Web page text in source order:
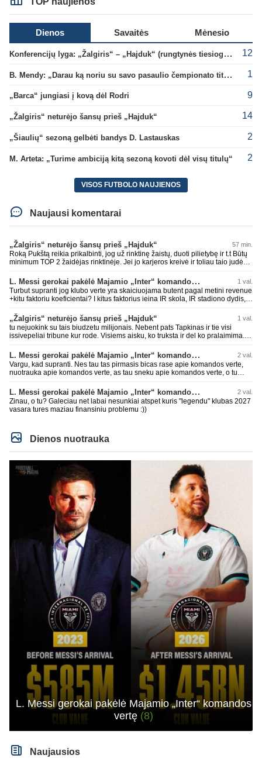
Dienos Savaitės Mėnesio
Konferencijų lyga: „Žalgiris“ – „Hajduk“ (rungtynės tiesiogiai) 12
B. Mendy: „Darau ką noriu su savo pasaulio čempionato titulu“ 1
„Barca“ jungiasi į kovą dėl Rodri 9
„Žalgiris“ neturėjo šansų prieš „Hajduk“ 14
„Šiaulių“ sezoną gelbėti bandys D. Lastauskas 2
M. Arteta: „Turime ambiciją kitą sezoną kovoti dėl visų titulų“ 2
VISOS FUTBOLO NAUJIENOS
Naujausi komentarai
„Žalgiris“ neturėjo šansų prieš „Hajduk“ 57 min.
Roką Pukštą reikia prikalbinti, jog už rinktinę žaistų, duoti pilietybę ir t.t Būtų
minimum TOP 2 žaidėjas rinktinėje. Jei jo karjeros kreivė ir toliau taio judės,
L. Messi gerokai pakėlė Majamio „Inter“ komandos vertę 1 val.
Turbut supranti jog klubo verte yra skaiciuojama butent pagal metini revenue
+kitu faktoriu koeficientai? I kitus faktorius ieina IR skola, IR stadiono dydis,
puikiausiai sugeneravo rekordini 1.1B revenue, kas stipriai prisidejo prie
milzinisko klubo vertes suoli siemet. Be to, tie 200 pamineti cia yra visiskai
on-point, jeigu jau musu mylimas D. prasneko apie klubo vertes kelima, arba
CR atveju - numusima.
„Žalgiris“ neturėjo šansų prieš „Hajduk“ 1 val.
tu nejuokink su tais biudzetu milijonais. Nebent pats Tapkinas ir tie visi
issivepeliai tribune kur rode. Visiems aisku, ko truksta ir del ko pralaimima.
ziniasklaidos, kuri isanalizuoti po pirsteli, ko kam truksta, tai nei kalnietis nei
kasperunas nesusigaudys. Aciu, mercys, lauksim wilno grietineles
besivaipanciu itamet Konfu lygoje 20 tukst. stadione...jei makleriui tapinui
neatsibos sitas projektas
L. Messi gerokai pakėlė Majamio „Inter“ komandos vertę 2 val.
Vargu, kad supranti. Nes tau tas pirmasis bicas rase apie komandos verte,
nuotrauka apie komandos verte, as tau sneku apie komandos verte, o tu
pasaulyje pagal tai, bet uzima antra vieta po Realo pagal klubine verte
pasaulyje. Tokios ten ir finansines problemos pas ta Al Nassr kai PIF vienu
rankos mostu galetu viska nubraukti jeigu noretu. Siaip tas PIF savo
priziurimus klubus galetu arabuose griezciau kontroliuoti nes rinka nesveikai
L. Messi gerokai pakėlė Majamio „Inter“ komandos vertę 2 val.
Zinau, o tu? Galeciau net labai nesunkiai atspet kuris "legendu" klubas 2027
vasara tures maziau finansiniu problemu :))
Dienos nuotrauka
L. Messi gerokai pakėlė Majamio „Inter“ komandos
vertę (8)
Naujausios